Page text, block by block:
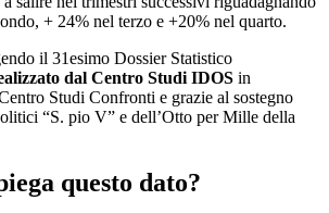
+ 24% nel terzo e +20% nel quarto.
il 31esimo Dossier Statistico
dal Centro Studi IDOS in
Studi Confronti e grazie al sostegno
“S. pio V” e dell’Otto per Mille della
questo dato?